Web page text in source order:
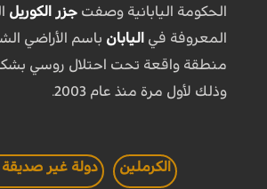
الحكومة اليابانية وصفت جزر الكوريل
المعروفة في اليابان باسم الأراضي
منطقة واقعة تحت احتلال روسي
وذلك لأول مرة منذ عام 2003.
الكرملين دولة غير صديقة